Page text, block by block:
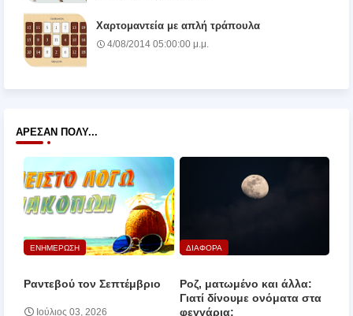
Χαρτομαντεία με απλή τράπουλα
4/08/2014 05:00:00 μ.μ.
ΆΡΕΣΑΝ ΠΟΛΎ...
ΕΝΗΜΕΡΩΣΗ
Ραντεβού τον Σεπτέμβριο
Ιούλιος 03, 2026
ΔΙΑΦΟΡΑ
Ροζ, ματωμένο και άλλα:
Γιατί δίνουμε ονόματα στα
φεγγάρια;